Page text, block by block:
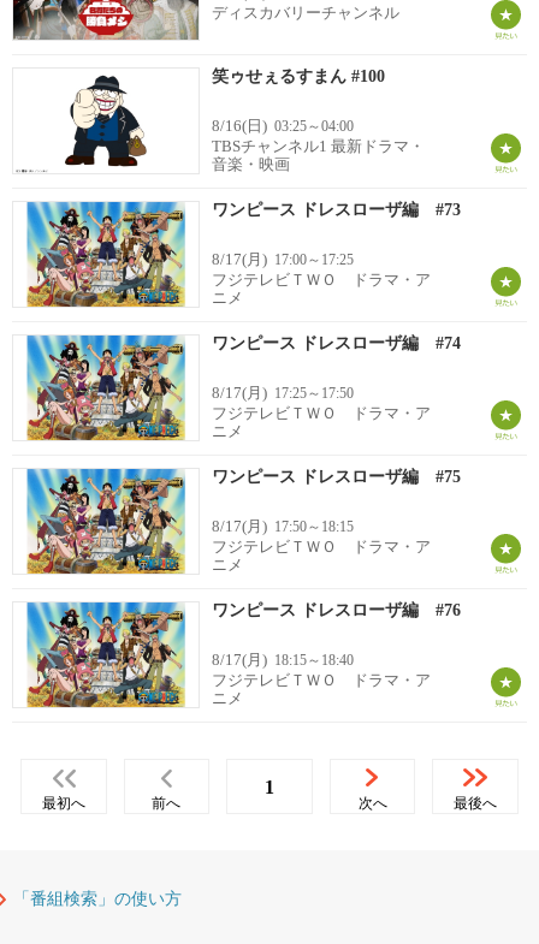
ディスカバリーチャンネル
笑ゥせぇるすまん #100
8/16(日) 03:25～04:00
TBSチャンネル1 最新ドラマ・
音楽・映画
ワンピース ドレスローザ編 #73
8/17(月) 17:00～17:25
フジテレビＴＷＯ ドラマ・ア
ニメ
ワンピース ドレスローザ編 #74
8/17(月) 17:25～17:50
フジテレビＴＷＯ ドラマ・ア
ニメ
ワンピース ドレスローザ編 #75
8/17(月) 17:50～18:15
フジテレビＴＷＯ ドラマ・ア
ニメ
ワンピース ドレスローザ編 #76
8/17(月) 18:15～18:40
フジテレビＴＷＯ ドラマ・ア
ニメ
最初へ 前へ
1
次へ 最後へ
「番組検索」の使い方